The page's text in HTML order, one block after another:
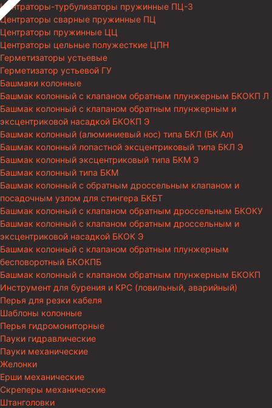
Центраторы-турбулизаторы пружинные ПЦ-3
Центраторы сварные пружинные ПЦ
Центраторы пружинные ЦЦ
Центраторы цельные полужесткие ЦПН
Герметизаторы устьевые
Герметизатор устьевой ГУ
Башмаки колонные
Башмак колонный с клапаном обратным плунжерным БКОКП Л
Башмак колонный с клапаном обратным плунжерным и
эксцентриковой насадкой БКОКП Э
Башмак колонный (алюминиевый нос) типа БКЛ (БК Ал)
Башмак колонный лопастной эксцентриковый типа БКЛ Э
Башмак колонный эксцентриковый типа БКМ Э
Башмак колонный типа БКМ
Башмак колонный с обратным дроссельным клапаном и
посадочным узлом для стингера БКБТ
Башмак колонный с клапаном обратным дроссельным БКОКУ
Башмак колонный с клапаном обратным дроссельным и
эксцентриковой насадкой БКОК Э
Башмак колонный с клапаном обратным плунжерным
бесповоротный БКОКПБ
Башмак колонный с клапаном обратным плунжерным БКОКП
Инструмент для бурения и КРС (ловильный, аварийный)
Перья для резки кабеля
Шаблоны колонные
Перья гидромониторные
Пауки гидравлические
Пауки механические
Желонки
Ерши механические
Скреперы механические
Штанголовки